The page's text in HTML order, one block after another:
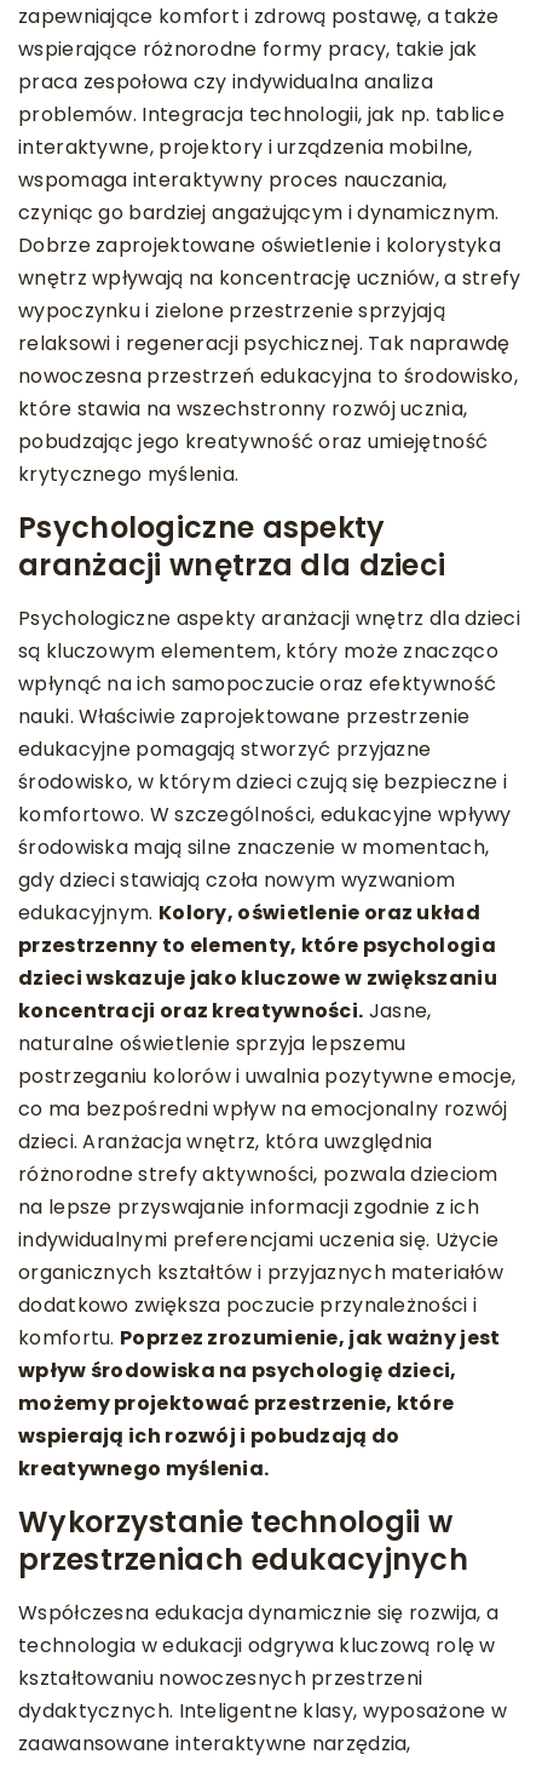
zapewniające komfort i zdrową postawę, a także
wspierające różnorodne formy pracy, takie jak
praca zespołowa czy indywidualna analiza
problemów. Integracja technologii, jak np. tablice
interaktywne, projektory i urządzenia mobilne,
wspomaga interaktywny proces nauczania,
czyniąc go bardziej angażującym i dynamicznym.
Dobrze zaprojektowane oświetlenie i kolorystyka
wnętrz wpływają na koncentrację uczniów, a strefy
wypoczynku i zielone przestrzenie sprzyjają
relaksowi i regeneracji psychicznej. Tak naprawdę
nowoczesna przestrzeń edukacyjna to środowisko,
które stawia na wszechstronny rozwój ucznia,
pobudzając jego kreatywność oraz umiejętność
krytycznego myślenia.
Psychologiczne aspekty
aranżacji wnętrza dla dzieci
Psychologiczne aspekty aranżacji wnętrz dla dzieci
są kluczowym elementem, który może znacząco
wpłynąć na ich samopoczucie oraz efektywność
nauki. Właściwie zaprojektowane przestrzenie
edukacyjne pomagają stworzyć przyjazne
środowisko, w którym dzieci czują się bezpieczne i
komfortowo. W szczególności, edukacyjne wpływy
środowiska mają silne znaczenie w momentach,
gdy dzieci stawiają czoła nowym wyzwaniom
edukacyjnym. Kolory, oświetlenie oraz układ
przestrzenny to elementy, które psychologia
dzieci wskazuje jako kluczowe w zwiększaniu
koncentracji oraz kreatywności. Jasne,
naturalne oświetlenie sprzyja lepszemu
postrzeganiu kolorów i uwalnia pozytywne emocje,
co ma bezpośredni wpływ na emocjonalny rozwój
dzieci. Aranżacja wnętrz, która uwzględnia
różnorodne strefy aktywności, pozwala dzieciom
na lepsze przyswajanie informacji zgodnie z ich
indywidualnymi preferencjami uczenia się. Użycie
organicznych kształtów i przyjaznych materiałów
dodatkowo zwiększa poczucie przynależności i
komfortu. Poprzez zrozumienie, jak ważny jest
wpływ środowiska na psychologię dzieci,
możemy projektować przestrzenie, które
wspierają ich rozwój i pobudzają do
kreatywnego myślenia.
Wykorzystanie technologii w
przestrzeniach edukacyjnych
Współczesna edukacja dynamicznie się rozwija, a
technologia w edukacji odgrywa kluczową rolę w
kształtowaniu nowoczesnych przestrzeni
dydaktycznych. Inteligentne klasy, wyposażone w
zaawansowane interaktywne narzędzia,